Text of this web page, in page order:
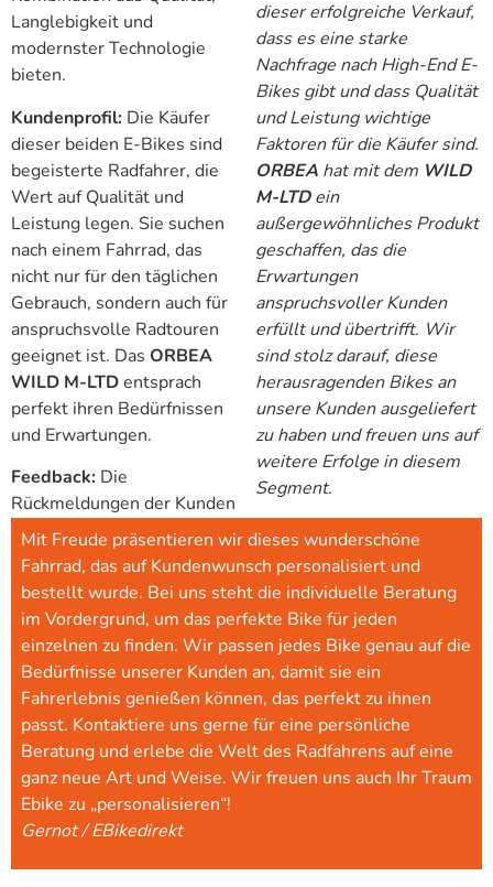
Langlebigkeit und
modernster Technologie
bieten.
Kundenprofil: Die Käufer
dieser beiden E-Bikes sind
begeisterte Radfahrer, die
Wert auf Qualität und
Leistung legen. Sie suchen
nach einem Fahrrad, das
nicht nur für den täglichen
Gebrauch, sondern auch für
anspruchsvolle Radtouren
geeignet ist. Das ORBEA
WILD M-LTDentsprach
perfekt ihren Bedürfnissen
und Erwartungen.
Feedback: Die
Rückmeldungen der Kunden
dieser erfolgreiche Verkauf,
dass es eine starke
Nachfrage nach High-End E-
Bikes gibt und dass Qualität
und Leistung wichtige
Faktoren für die Käufer sind.
ORBEA hat mit dem WILD
M-LTDein
außergewöhnliches Produkt
geschaffen, das die
Erwartungen
anspruchsvoller Kunden
erfüllt und übertrifft. Wir
sind stolz darauf, diese
herausragenden Bikes an
unsere Kunden ausgeliefert
zu haben und freuen uns auf
weitere Erfolge in diesem
Segment.
Mit Freude präsentieren wir dieses wunderschöne
Fahrrad, das auf Kundenwunsch personalisiert und
bestellt wurde. Bei uns steht die individuelle Beratung
im Vordergrund, um das perfekte Bike für jeden
einzelnen zu finden. Wir passen jedes Bike genau auf die
Bedürfnisse unserer Kunden an, damit sie ein
Fahrerlebnis genießen können, das perfekt zu ihnen
passt. Kontaktiere uns gerne für eine persönliche
Beratung und erlebe die Welt des Radfahrens auf eine
ganz neue Art und Weise. Wir freuen uns auch Ihr Traum
Ebike zu „personalisieren“!
Gernot / EBikedirekt